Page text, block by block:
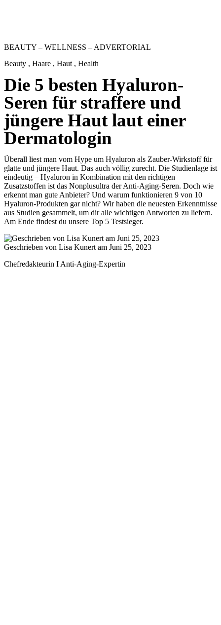
BEAUTY – WELLNESS – ADVERTORIAL
Beauty , Haare , Haut , Health
Die 5 besten Hyaluron-
Seren für straffere und
jüngere Haut laut einer
Dermatologin
Überall liest man vom Hype um Hyaluron als Zauber-Wirkstoff für
glatte und jüngere Haut. Das auch völlig zurecht. Die Studienlage ist
eindeutig – Hyaluron in Kombination mit den richtigen
Zusatzstoffen ist das Nonplusultra der Anti-Aging-Seren. Doch wie
erkennt man gute Anbieter? Und warum funktionieren 9 von 10
Hyaluron-Produkten gar nicht? Wir haben die neuesten Erkenntnisse
aus Studien gesammelt, um dir alle wichtigen Antworten zu liefern.
Am Ende findest du unsere Top 5 Testsieger.
Geschrieben von Lisa Kunert am Juni 25, 2023
Chefredakteurin I Anti-Aging-Expertin